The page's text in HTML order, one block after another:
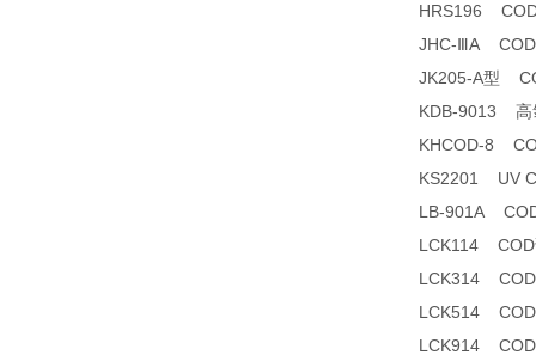
HRS196
JHC-ⅢA COD
JK205-A型
KDB-9013 高
KHCOD-8
KS2201 UV
LB-901A
LCK114 COD
LCK314
LCK514 COD
LCK914